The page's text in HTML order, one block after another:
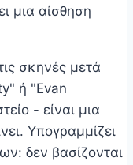
μια αίσθηση
σκηνές μετά
ή "Evan
- είναι μια
Υπογραμμίζει
δεν βασίζονται